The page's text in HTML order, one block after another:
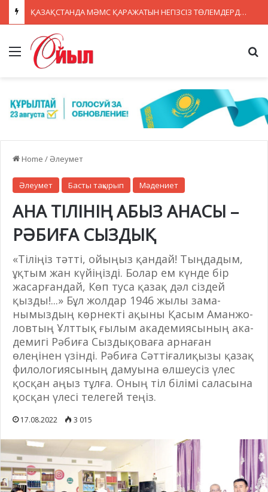
ҚАЗАҚСТАНДА МӘМС ҚАРАЖАТЫН НЕГІЗСІЗ ТӨЛЕМДЕРДЕН ҚОРҒАУДЫҢ ЖАҢА ЖҮЙЕСІ ҚҰРЫЛУДА
Menu
Home /Әлеумет
Әлеумет Басты тақырып Мәдениет
АНА ТІЛІНІҢ АБЫЗ АНАСЫ –
РӘБИҒА СЫЗДЫҚ
«Тіліңіз тәтті, ойыңыз қандай! Тыңдадым,
ұқтым жан күйіңізді. Болар ем күнде бір
жасарғандай, Көп туса қазақ дәл сіз­дей
қызды!...» Бұл жол­дар 1946 жы­лы за­ма­
нымыздың көр­некті ақы­ны Қасым Аман­жо­
ловтың Ұлттық ғы­лым академиясының ака­
демигі Рәбиға Сыздықоваға ар­наған
өлеңінен үзінді. Рәбиға Сәттіғалиқызы қазақ
филологиясының дамуына өлшеусіз үлес
қосқан аңыз тұлға. Оның тіл бі­лімі саласына
қосқан үле­сі телегей теңіз.
17.08.2022 3 015